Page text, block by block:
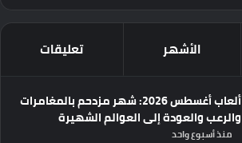
الأشهر تعليقات
ألعاب أغسطس 2026: شهر مزدحم بالمغامرات
والرعب والعودة إلى العوالم الشهيرة
منذ أسبوع واحد